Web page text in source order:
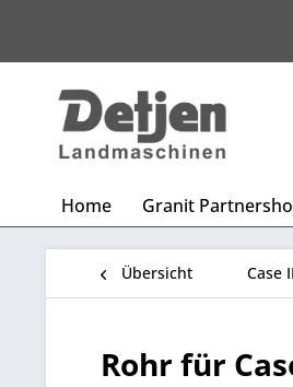
Home Granit
Übersicht Case
Rohr für